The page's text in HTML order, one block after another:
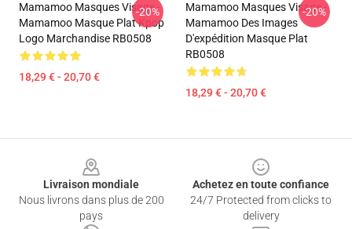
Mamamoo Masques Visage -
Mamamoo Masque Plat Kpop
Logo Marchandise RB0508
18,29 € - 20,70 €
-20%
Mamamoo Masques Visage -
Mamamoo Des Images
D'expédition Masque Plat
RB0508
18,29 € - 20,70 €
-20%
Livraison mondiale
Nous livrons dans plus de 200
pays
Achetez en toute confiance
24/7 Protected from clicks to
delivery